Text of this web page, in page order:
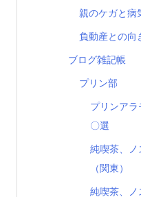
親のケガと病
負動産との向
ブログ雑記帳
プリン部
プリンア
〇選
純喫茶、
（関東）
純喫茶、